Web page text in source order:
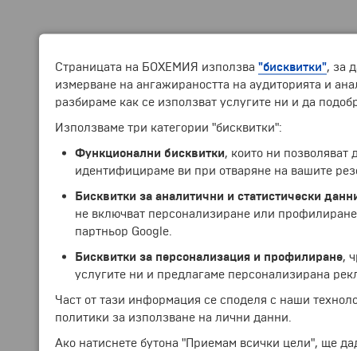
Страницата на БОХЕМИЯ използва "бисквитки", за
измерване на ангажираността на аудиторията и
разбираме как се използват услугите ни и да
Използваме три категории "бисквитки":
Функционални бисквитки, които ни позволяват
идентифицираме ви при отваряне на вашите
Бисквитки за аналитични и статистически
не включват персонализиране или
партньор Google.
Бисквитки за персонализация и профилиране,
услугите ни и предлагаме персонализирана
Част от тази информация се споделя с наши
политики за използване на лични данни.
Ако натиснете бутона "Приемам всички цели", ще